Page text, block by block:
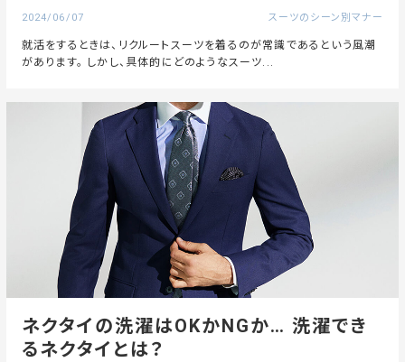
2024/06/07 スーツのシーン別マナー
就活をするときは、リクルートスーツを着るのが常識であるという風潮
があります。 しかし、具体的にどのようなスーツ...
ネクタイの洗濯はOKかNGか… 洗濯でき
るネクタイとは？